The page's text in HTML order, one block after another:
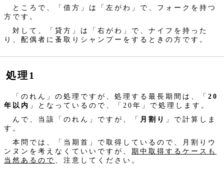
ところで、「借方」は「左がわ」で、フォークを持つ
方です。
対して、「貸方」は「右がわ」で、ナイフを持った
り、配偶者に蚤取りシャンプーをするときの方です。
処理1
「のれん」の処理ですが、処理する最長期間は、「 20
年以内 」となっているので、「20年」で処理します。
んで、当該「のれん」ですが、「 月割り
」で計算しま
す。
本問では、「当期首」で取得しているので、月割りウ
ンヌンを考えなくていいですが、 期中取得するケースも
当然あるので
、注意してください。